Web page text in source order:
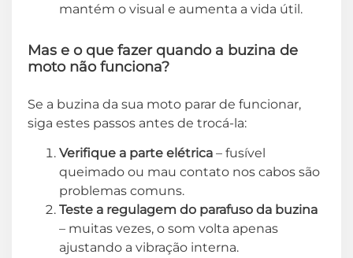
mantém o visual e aumenta a vida útil.
Mas e o que fazer quando a buzina de
moto não funciona?
Se a buzina da sua moto parar de funcionar,
siga estes passos antes de trocá-la:
Verifique a parte elétrica – fusível
queimado ou mau contato nos cabos são
problemas comuns.
Teste a regulagem do parafuso da buzina
– muitas vezes, o som volta apenas
ajustando a vibração interna.